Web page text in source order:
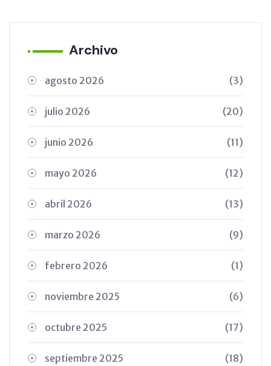
Archivo
agosto 2026 (3)
julio 2026 (20)
junio 2026 (11)
mayo 2026 (12)
abril 2026 (13)
marzo 2026 (9)
febrero 2026 (1)
noviembre 2025 (6)
octubre 2025 (17)
septiembre 2025 (18)